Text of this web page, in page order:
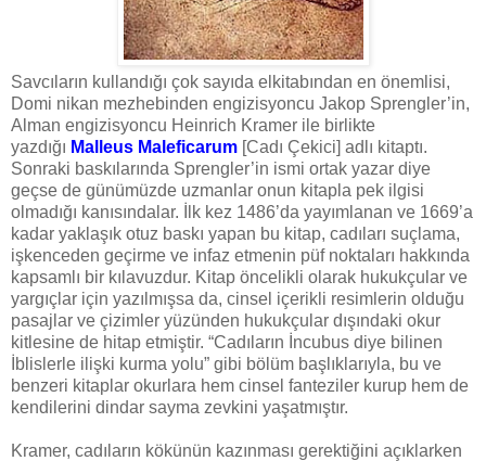
Savcıların kullandığı çok sayıda elkitabından en önemlisi,
Domi nikan mezhebinden engizisyoncu Jakop Sprengler’in,
Alman engizisyoncu Heinrich Kramer ile birlikte
yazdığı Malleus Maleficarum [Cadı Çekici] adlı kitaptı.
Sonraki baskılarında Sprengler’in ismi ortak yazar diye
geçse de günümüzde uzmanlar onun kitapla pek ilgisi
olmadığı kanısındalar. İlk kez 1486’da yayımlanan ve 1669’a
kadar yaklaşık otuz baskı yapan bu kitap, cadıları suçlama,
işkenceden geçirme ve infaz etmenin püf noktaları hakkında
kapsamlı bir kılavuzdur. Kitap öncelikli olarak hukukçular ve
yargıçlar için yazılmışsa da, cinsel içerikli resimlerin olduğu
pasajlar ve çizimler yüzünden hukukçular dışındaki okur
kitlesine de hitap etmiştir. “Cadıların İncubus diye bilinen
İblislerle ilişki kurma yolu” gibi bölüm başlıklarıyla, bu ve
benzeri kitaplar okurlara hem cinsel fanteziler kurup hem de
kendilerini dindar sayma zevkini yaşatmıştır.
Kramer, cadıların kökünün kazınması gerektiğini açıklarken